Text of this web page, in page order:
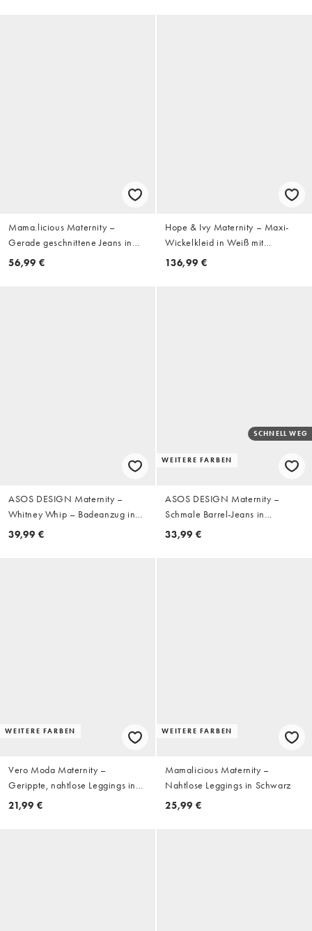
Mama.licious Maternity –
Gerade geschnittene Jeans in
mittelblauer Waschung mit
56,99 €
Hope & Ivy Maternity – Maxi-
Wickelkleid in Weiß mit
Blumenmuster und
136,99 €
ASOS DESIGN Maternity –
Whitney Whip – Badeanzug in
Braun mit Peitschendetail
39,99 €
WEITERE FARBEN
SCHNELL WEG
ASOS DESIGN Maternity –
Schmale Barrel-Jeans in
verwaschenem Schwarz
33,99 €
WEITERE FARBEN
Vero Moda Maternity –
Gerippte, nahtlose Leggings in
Schwarz mit Überbauchbund,
21,99 €
WEITERE FARBEN
Mamalicious Maternity –
Nahtlose Leggings in Schwarz
25,99 €